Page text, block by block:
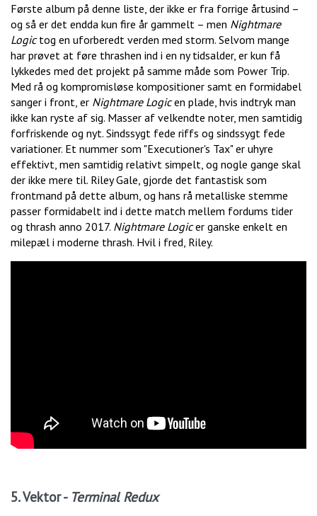
Første album på denne liste, der ikke er fra forrige årtusind –
og så er det endda kun fire år gammelt – men Nightmare
Logictog en uforberedt verden med storm. Selvom mange
har prøvet at føre thrashen ind i en ny tidsalder, er kun få
lykkedes med det projekt på samme måde som Power Trip.
Med rå og kompromisløse kompositioner samt en formidabel
sanger i front, er Nightmare Logicen plade, hvis indtryk man
ikke kan ryste af sig. Masser af velkendte noter, men samtidig
forfriskende og nyt. Sindssygt fede riffs og sindssygt fede
variationer. Et nummer som "Executioner's Tax" er uhyre
effektivt, men samtidig relativt simpelt, og nogle gange skal
der ikke mere til. Riley Gale, gjorde det fantastisk som
frontmand på dette album, og hans rå metalliske stemme
passer formidabelt ind i dette match mellem fordums tider
og thrash anno 2017. Nightmare Logicer ganske enkelt en
milepæl i moderne thrash. Hvil i fred, Riley.
5. Vektor - Terminal Redux